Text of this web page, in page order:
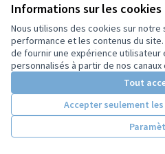
Informations sur les
Nous utilisons des cookies sur notre
performance et les contenus du
de fournir une expérience utilisateur
personnalisés à partir de nos canaux
Tout
Accepter seulement
Décidons Ensemble 0 0